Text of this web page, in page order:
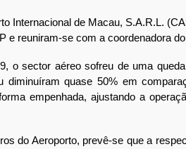
de Macau, S.A.R.L.
e reuniram-se com a coordenadora
sector aéreo sofreu de uma
quase 50% em
empenhada, ajustando a
Aeroporto, prevê-se que a